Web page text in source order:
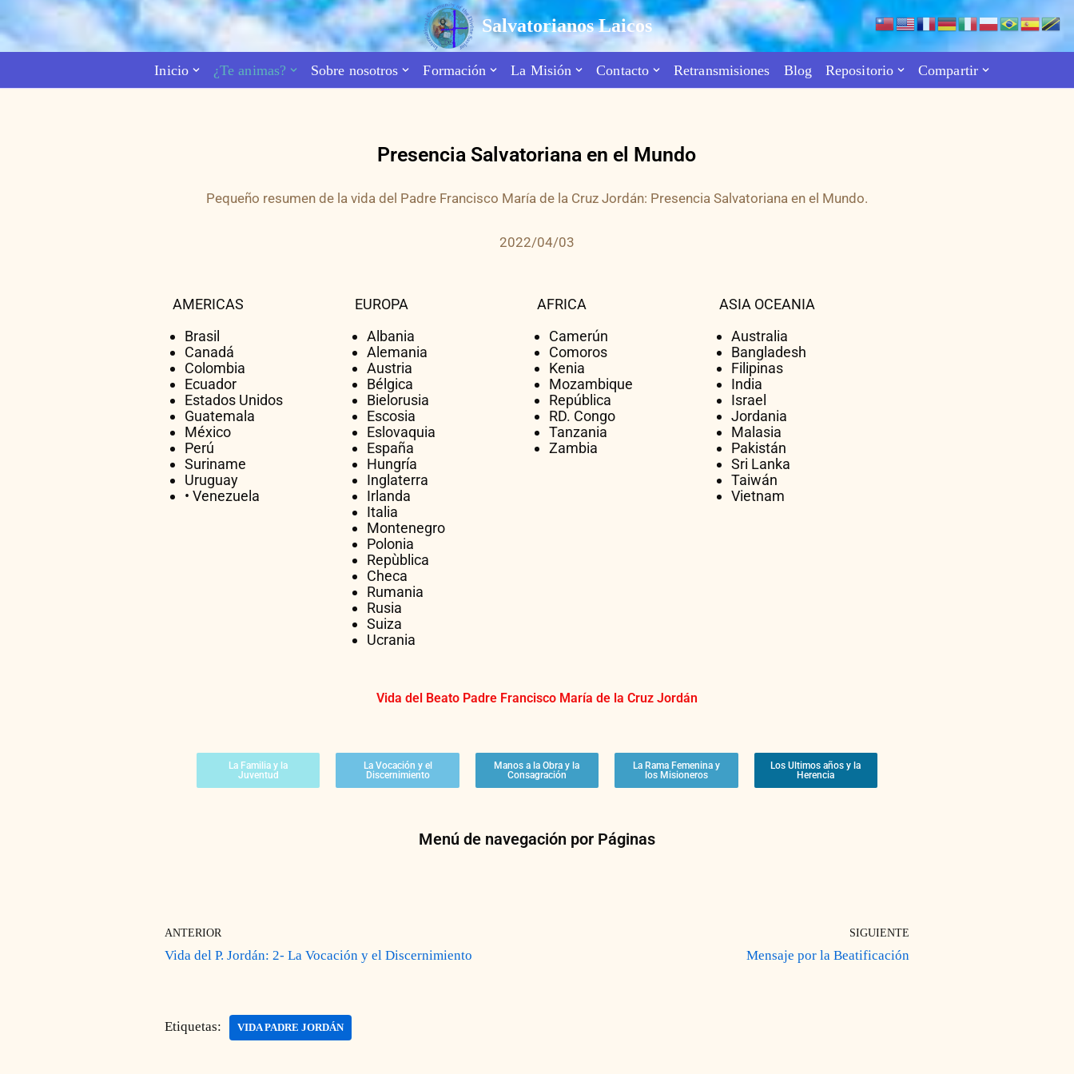
Saltar
contenido
Salvatorianos Laicos
Inicio ¿Te animas? Sobre nosotros Formación La Misión Contacto Retransmisiones Blog Repositorio Compartir
Presencia Salvatoriana en el Mundo
Pequeño resumen de la vida del Padre Francisco María de la Cruz Jordán: Presencia Salvatoriana en el Mundo.
2022/04/03
AMERICAS
Brasil
Canadá
Colombia
Ecuador
Estados Unidos
Guatemala
México
Perú
Suriname
Uruguay
• Venezuela
EUROPA
Albania
Alemania
Austria
Bélgica
Bielorusia
Escosia
Eslovaquia
España
Hungría
Inglaterra
Irlanda
Italia
Montenegro
Polonia
Repùblica
Checa
Rumania
Rusia
Suiza
Ucrania
AFRICA
Camerún
Comoros
Kenia
Mozambique
República
RD. Congo
Tanzania
Zambia
ASIA OCEANIA
Australia
Bangladesh
Filipinas
India
Israel
Jordania
Malasia
Pakistán
Sri Lanka
Taiwán
Vietnam
Vida del Beato Padre Francisco María de la Cruz Jordán
La Familia y la
Juventud
La Vocación y el
Discernimiento
Manos a la Obra y la
Consagración
La Rama Femenina y
los Misioneros
Los Ultimos años y la
Herencia
Menú de navegación por Páginas
ANTERIOR
Vida del P. Jordán: 2- La Vocación y el Discernimiento
SIGUIENTE
Mensaje por la Beatificación
Etiquetas: VIDA PADRE JORDÁN